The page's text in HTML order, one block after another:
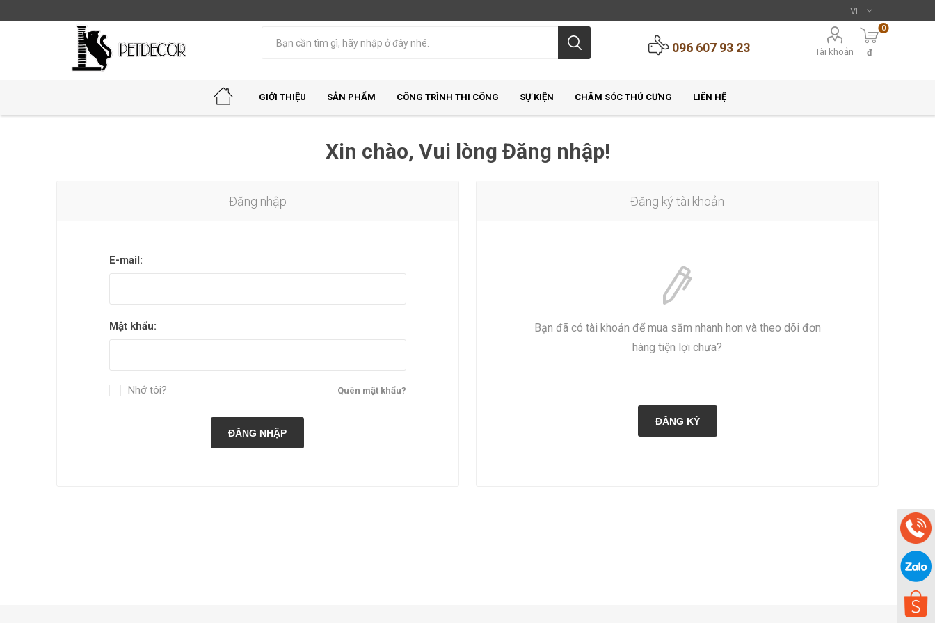
096 607 93 23 Tài khoản
0
đ
GIỚI THIỆU SẢN PHẨM CÔNG TRÌNH THI CÔNG SỰ KIỆN CHĂM SÓC THÚ CƯNG LIÊN HỆ
Xin chào, Vui lòng Đăng nhập!
Đăng ký tài khoản
Bạn đã có tài khoản để mua sắm nhanh hơn và theo dõi đơn
hàng tiện lợi chưa?
ĐĂNG KÝ
Đăng nhập
E-mail:
Mật khẩu:
Quên mật khẩu?
Nhớ tôi?
ĐĂNG NHẬP